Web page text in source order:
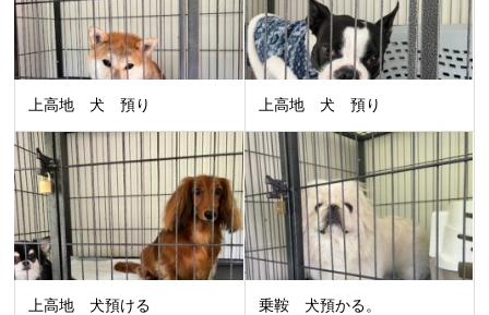
上高地 犬 預り 上高地 犬 預り
上高地 犬預ける 乗鞍 犬預かる。